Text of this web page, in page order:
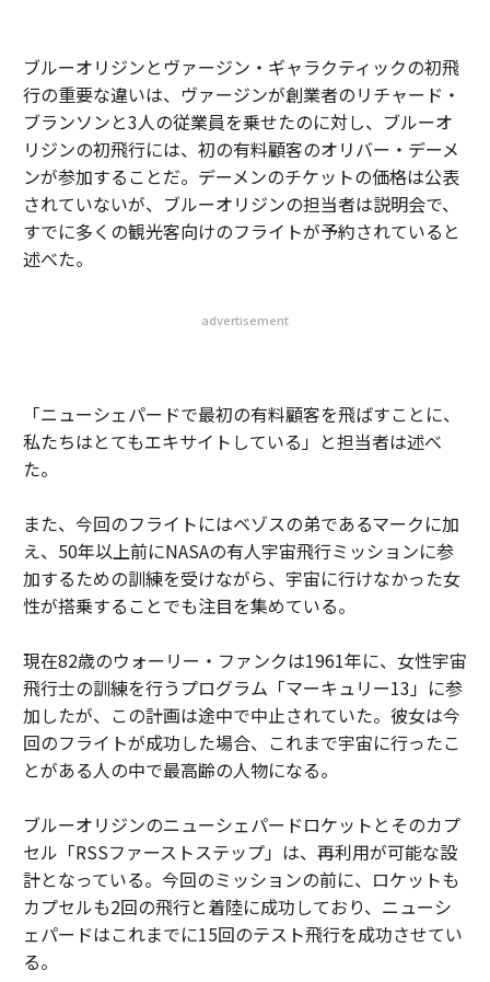
ブルーオリジンとヴァージン・ギャラクティックの初飛
行の重要な違いは、ヴァージンが創業者のリチャード・
ブランソンと3人の従業員を乗せたのに対し、ブルーオ
リジンの初飛行には、初の有料顧客のオリバー・デーメ
ンが参加することだ。デーメンのチケットの価格は公表
されていないが、ブルーオリジンの担当者は説明会で、
すでに多くの観光客向けのフライトが予約されていると
述べた。
advertisement
「ニューシェパードで最初の有料顧客を飛ばすことに、
私たちはとてもエキサイトしている」と担当者は述べ
た。
また、今回のフライトにはベゾスの弟であるマークに加
え、50年以上前にNASAの有人宇宙飛行ミッションに参
加するための訓練を受けながら、宇宙に行けなかった女
性が搭乗することでも注目を集めている。
現在82歳のウォーリー・ファンクは1961年に、女性宇宙
飛行士の訓練を行うプログラム「マーキュリー13」に参
加したが、この計画は途中で中止されていた。彼女は今
回のフライトが成功した場合、これまで宇宙に行ったこ
とがある人の中で最高齢の人物になる。
ブルーオリジンのニューシェパードロケットとそのカプ
セル「RSSファーストステップ」は、再利用が可能な設
計となっている。今回のミッションの前に、ロケットも
カプセルも2回の飛行と着陸に成功しており、ニューシ
ェパードはこれまでに15回のテスト飛行を成功させてい
る。